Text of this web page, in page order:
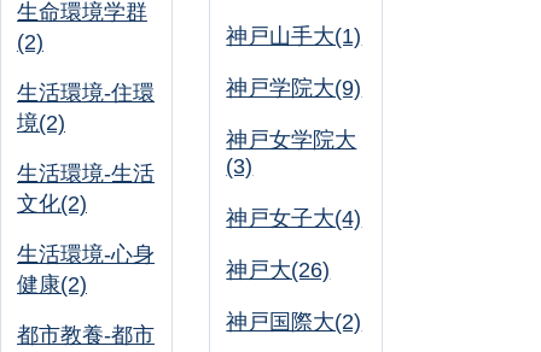
生命環境学群
(2)
生活環境-住環
境(2)
生活環境-生活
文化(2)
生活環境-心身
健康(2)
都市教養-都市
神戸山手大(1)
神戸学院大(9)
神戸女学院大
(3)
神戸女子大(4)
神戸大(26)
神戸国際大(2)